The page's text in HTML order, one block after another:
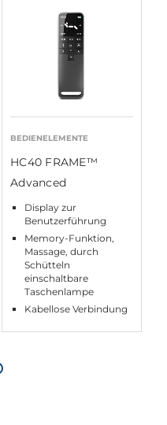
BEDIENELEMENTE
HC40 FRAME™
Advanced
Display zur
Benutzerführung
Memory-Funktion,
Massage, durch
Schütteln
einschaltbare
Taschenlampe
Kabellose Verbindung